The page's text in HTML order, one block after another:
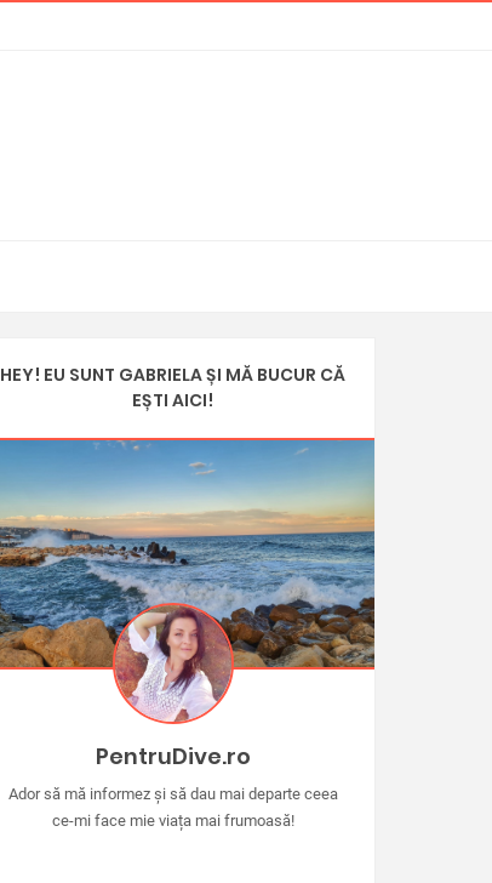
HEY! EU SUNT GABRIELA ȘI MĂ BUCUR CĂ
EȘTI AICI!
PentruDive.ro
Ador să mă informez și să dau mai departe ceea
ce-mi face mie viața mai frumoasă!